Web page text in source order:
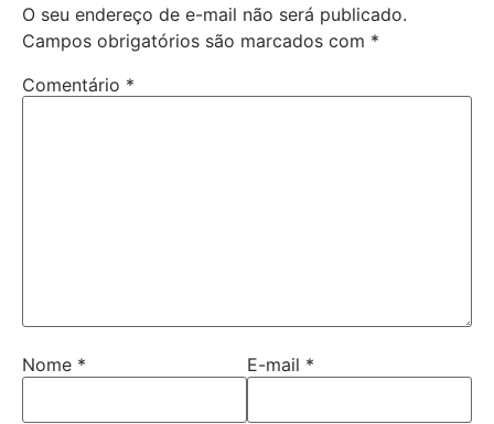
O seu endereço de e-mail não será publicado.
Campos obrigatórios são marcados com *
Comentário *
Nome * E-mail *